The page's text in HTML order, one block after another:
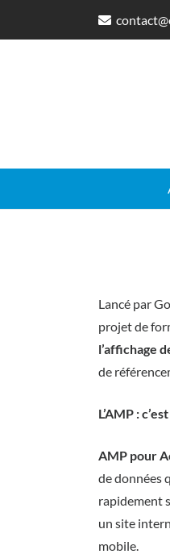
Lancé par
projet de
l’affichage
de
L’AMP :
AMP pour
de données
rapidement
un site
mobile.